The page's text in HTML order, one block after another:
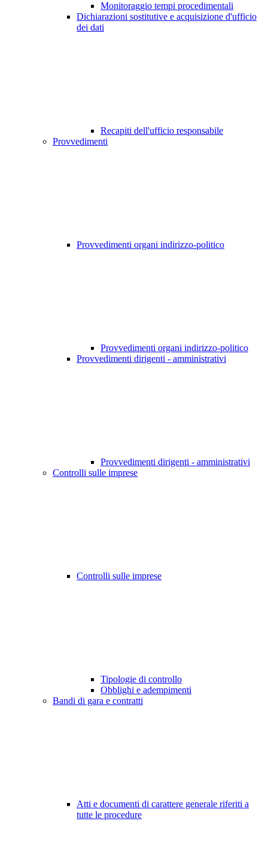
Monitoraggio tempi procedimentali
Dichiarazioni sostitutive e acquisizione d'ufficio
dei dati
Recapiti dell'ufficio responsabile
Provvedimenti
Provvedimenti organi indirizzo-politico
Provvedimenti organi indirizzo-politico
Provvedimenti dirigenti - amministrativi
Provvedimenti dirigenti - amministrativi
Controlli sulle imprese
Controlli sulle imprese
Tipologie di controllo
Obblighi e adempimenti
Bandi di gara e contratti
Atti e documenti di carattere generale riferiti a
tutte le procedure